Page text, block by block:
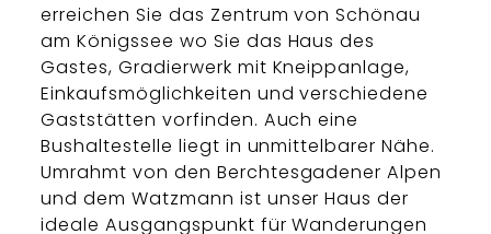
erreichen Sie das Zentrum von Schönau
am Königssee wo Sie das Haus des
Gastes, Gradierwerk mit Kneippanlage,
Einkaufsmöglichkeiten und verschiedene
Gaststätten vorfinden. Auch eine
Bushaltestelle liegt in unmittelbarer Nähe.
Umrahmt von den Berchtesgadener Alpen
und dem Watzmann ist unser Haus der
ideale Ausgangspunkt für Wanderungen